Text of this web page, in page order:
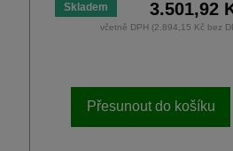
Skladem 3.501,92
včetně DPH (2.894,15 Kč bez
Přesunout do košíku